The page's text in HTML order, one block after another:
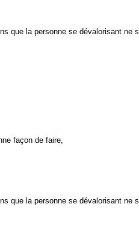
que la personne se dévalorisant ne
façon de faire,
que la personne se dévalorisant ne